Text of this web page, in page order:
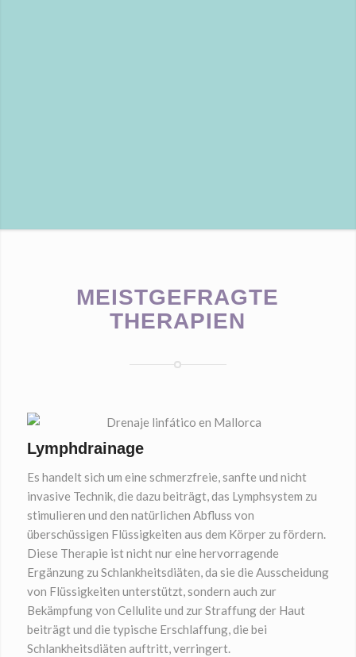
MEISTGEFRAGTE
THERAPIEN
Lymphdrainage
Es handelt sich um eine schmerzfreie, sanfte und nicht
invasive Technik, die dazu beiträgt, das Lymphsystem zu
stimulieren und den natürlichen Abfluss von
überschüssigen Flüssigkeiten aus dem Körper zu fördern.
Diese Therapie ist nicht nur eine hervorragende
Ergänzung zu Schlankheitsdiäten, da sie die Ausscheidung
von Flüssigkeiten unterstützt, sondern auch zur
Bekämpfung von Cellulite und zur Straffung der Haut
beiträgt und die typische Erschlaffung, die bei
Schlankheitsdiäten auftritt, verringert.